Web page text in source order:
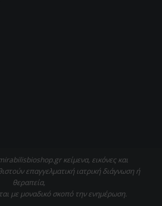
κείμενα, εικόνες και
επαγγελματική ιατρική διάγνωση ή
θεραπεία,
με μοναδικό σκοπό την ενημέρωση.